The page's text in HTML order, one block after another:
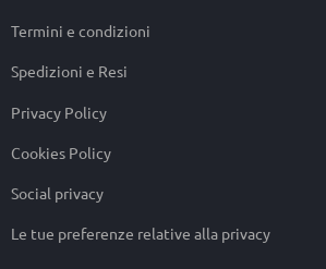
Termini e condizioni
Spedizioni e Resi
Privacy Policy
Cookies Policy
Social privacy
Le tue preferenze relative alla privacy